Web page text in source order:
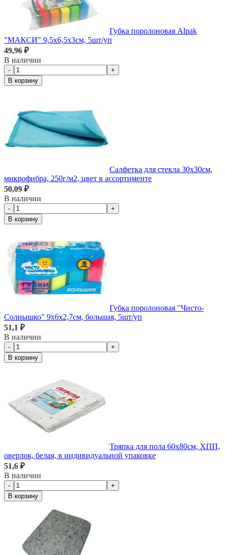
Губка поролоновая Alpak
"МАКСИ" 9,5х6,5х3см, 5шт/уп
49,96 ₽
В наличии
-
+
В корзину
Салфетка для стекла 30х30см,
микрофибра, 250г/м2, цвет в ассортименте
50,09 ₽
В наличии
-
+
В корзину
Губка поролоновая "Чисто-
Солнышко" 9х6х2,7см, большая, 5шт/уп
51,1 ₽
В наличии
-
+
В корзину
Тряпка для пола 60х80см, ХПП,
оверлок, белая, в индивидуальной упаковке
51,6 ₽
В наличии
-
+
В корзину